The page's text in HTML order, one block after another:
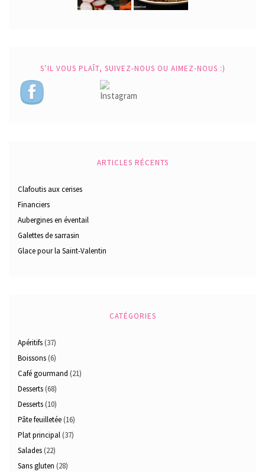
S’IL VOUS PLAÎT, SUIVEZ-NOUS OU AIMEZ-NOUS :)
ARTICLES RÉCENTS
Clafoutis aux cerises
Financiers
Aubergines en éventail
Galettes de sarrasin
Glace pour la Saint-Valentin
CATÉGORIES
Apéritifs (37)
Boissons (6)
Café gourmand (21)
Desserts (68)
Desserts (10)
Pâte feuilletée (16)
Plat principal (37)
Salades (22)
Sans gluten (28)